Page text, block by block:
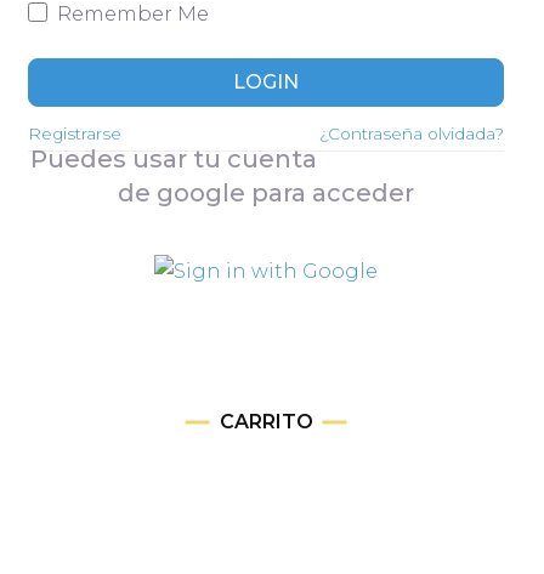
Remember Me
LOGIN
Registrarse ¿Contraseña olvidada?
Puedes usar tu cuenta
de google para acceder
CARRITO